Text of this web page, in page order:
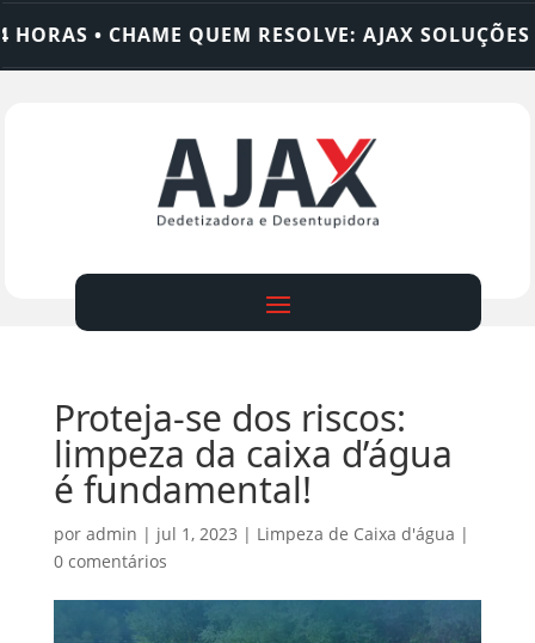
• CHAME QUEM RESOLVE: AJAX SOLUÇÕES
Proteja-se dos riscos:
limpeza da caixa d’água
é fundamental!
por admin | jul 1, 2023 | Limpeza de Caixa d'água |
0 comentários